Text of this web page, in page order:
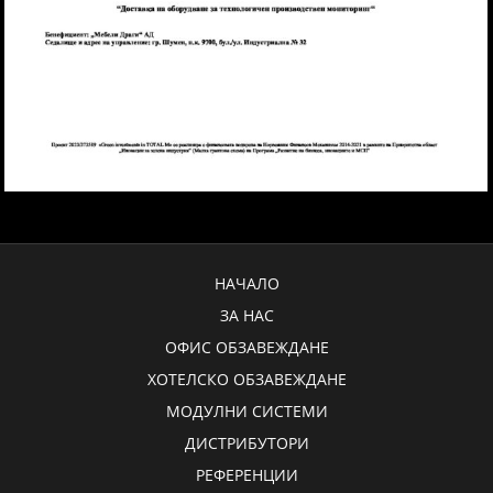
НАЧАЛО
ЗА НАС
ОФИС ОБЗАВЕЖДАНЕ
ХОТЕЛСКО ОБЗАВЕЖДАНЕ
МОДУЛНИ СИСТЕМИ
ДИСТРИБУТОРИ
РЕФЕРЕНЦИИ